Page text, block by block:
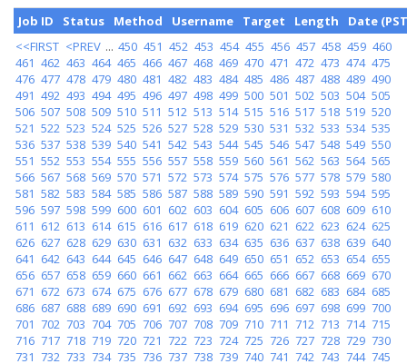
Job ID
Status Method Username Target Length
Date
<<FIRST <PREV ... 450 451 452 453 454 455 456 457 458 459 460
461 462 463 464 465 466 467 468 469 470 471 472 473 474 475
476 477 478 479 480 481 482 483 484 485 486 487 488 489 490
491 492 493 494 495 496 497 498 499 500 501 502 503 504 505
506 507 508 509 510 511 512 513 514 515 516 517 518 519 520
521 522 523 524 525 526 527 528 529 530 531 532 533 534 535
536 537 538 539 540 541 542 543 544 545 546 547 548 549 550
551 552 553 554 555 556 557 558 559 560 561 562 563 564 565
566 567 568 569 570 571 572 573 574 575 576 577 578 579 580
581 582 583 584 585 586 587 588 589 590 591 592 593 594 595
596 597 598 599 600 601 602 603 604 605 606 607 608 609 610
611 612 613 614 615 616 617 618 619 620 621 622 623 624 625
626 627 628 629 630 631 632 633 634 635 636 637 638 639 640
641 642 643 644 645 646 647 648 649 650 651 652 653 654 655
656 657 658 659 660 661 662 663 664 665 666 667 668 669 670
671 672 673 674 675 676 677 678 679 680 681 682 683 684 685
686 687 688 689 690 691 692 693 694 695 696 697 698 699 700
701 702 703 704 705 706 707 708 709 710 711 712 713 714 715
716 717 718 719 720 721 722 723 724 725 726 727 728 729 730
731 732 733 734 735 736 737 738 739 740 741 742 743 744 745